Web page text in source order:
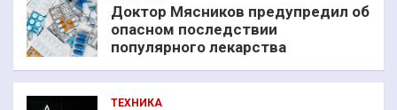
Доктор Мясников предупредил об
опасном последствии
популярного лекарства
ТЕХНИКА